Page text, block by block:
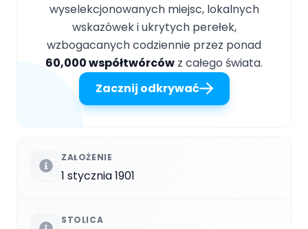
wyselekcjonowanych miejsc, lokalnych
wskazówek i ukrytych perełek,
wzbogacanych codziennie przez ponad
60,000 współtwórców z całego świata.
Zacznij odkrywać
ZAŁOŻENIE
1 stycznia 1901
STOLICA